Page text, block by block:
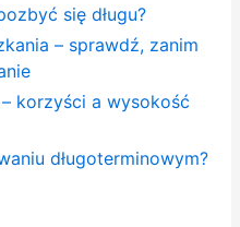
się długu?
– sprawdź, zanim
korzyści a wysokość
długoterminowym?